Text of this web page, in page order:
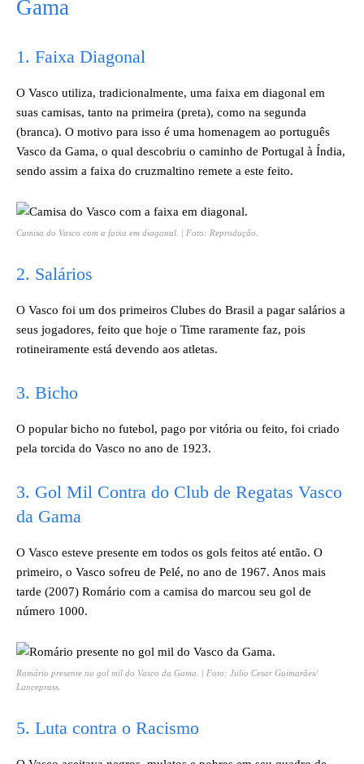
Gama
1. Faixa Diagonal
O Vasco utiliza, tradicionalmente, uma faixa em diagonal em
suas camisas, tanto na primeira (preta), como na segunda
(branca). O motivo para isso é uma homenagem ao português
Vasco da Gama, o qual descobriu o caminho de Portugal à Índia,
sendo assim a faixa do cruzmaltino remete a este feito.
Camisa do Vasco com a faixa em diagonal. | Foto: Reprodução.
2. Salários
O Vasco foi um dos primeiros Clubes do Brasil a pagar salários a
seus jogadores, feito que hoje o Time raramente faz, pois
rotineiramente está devendo aos atletas.
3. Bicho
O popular bicho no futebol, pago por vitória ou feito, foi criado
pela torcida do Vasco no ano de 1923.
3. Gol Mil Contra do Club de Regatas Vasco
da Gama
O Vasco esteve presente em todos os gols feitos até então. O
primeiro, o Vasco sofreu de Pelé, no ano de 1967. Anos mais
tarde (2007) Romário com a camisa do marcou seu gol de
número 1000.
Romário presente no gol mil do Vasco da Gama. | Foto: Julio Cesar Guimarães/
Lanceprass.
5. Luta contra o Racismo